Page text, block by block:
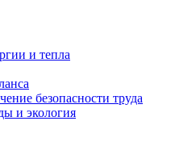
и тепла
безопасности труда
и экология